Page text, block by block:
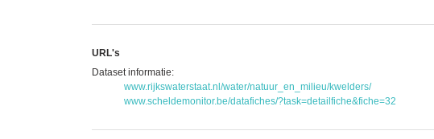
URL's
Dataset informatie:
www.rijkswaterstaat.nl/water/natuur_en_milieu/kwelders/
www.scheldemonitor.be/datafiches/?task=detailfiche&fiche=32